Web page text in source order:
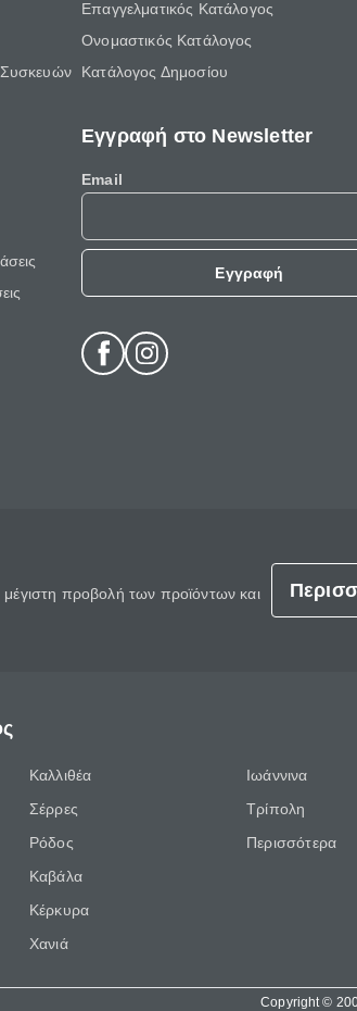
Συσκευών
Επαγγελματικός Κατάλογος
Ονομαστικός Κατάλογος
Κατάλογος Δημοσίου
Εγγραφή στο Newsletter
Email
Εγγραφή
προβολή των προϊόντων και
Καλλιθέα
Σέρρες
Ρόδος
Καβάλα
Κέρκυρα
Χανιά
Ιωάννινα
Τρίπολη
Περισσότερα
Copyright ©